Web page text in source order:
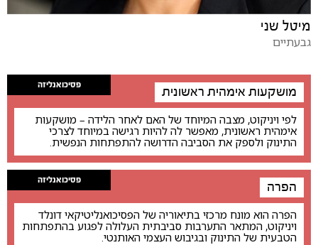
מיטל שני
גבעתיים
פסיכואנליזה מושקעות אימהית ראשונית
לפי ויניקוט, מצבה המיוחד של האם לאחר הלידה – מושקעות
אימהית ראשונית, מאפשר לה להיות רגישה במיוחד לצרכי
התינוק ולספק את הסביבה הדרושה להתפתחות הנפשית.
פסיכואנליזה הפרה
הפרה הוא מונח מרכזי בתיאוריה של הפסיכואנליטיקאי דונלד
ויניקוט, המתאר התערבות סביבתית העלולה לפגוע בהתפתחות
הטבעית של התינוק ובגיבוש העצמי האותנטי.